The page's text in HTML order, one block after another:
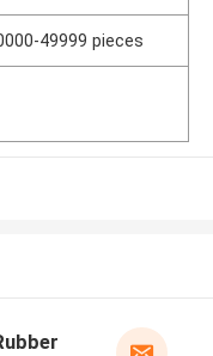
49999 pieces